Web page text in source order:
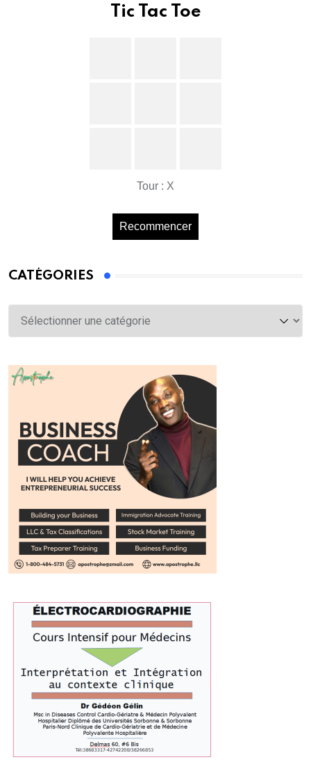
Tic Tac Toe
Tour : X
Recommencer
CATÉGORIES
Catégories